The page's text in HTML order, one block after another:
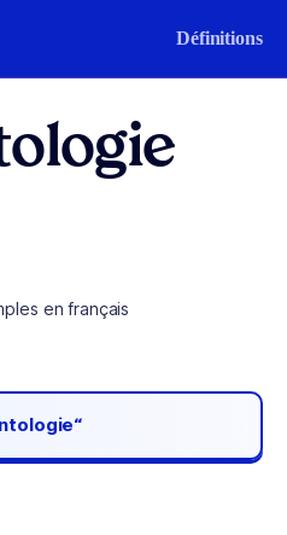
Définitions
en français